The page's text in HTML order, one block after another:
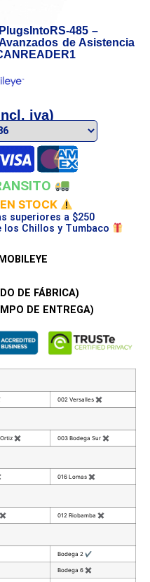
485 –
de Asistencia
iva)
STOCK
superiores a $250
los Chillos y Tumbaco
MOBILEYE
DE FÁBRICA)
DE ENTREGA)
002 Versalles ✖
✖ 003 Bodega Sur ✖
016 Lomas ✖
✖ 012 Riobamba ✖
Bodega 2 ✔
Bodega 6 ✖